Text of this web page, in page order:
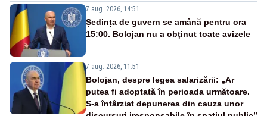
7 aug. 2026, 14:51
Ședința de guvern se amână pentru ora
15:00. Bolojan nu a obținut toate avizele
7 aug. 2026, 11:51
Bolojan, despre legea salarizării: „Ar
putea fi adoptată în perioada următoare.
S-a întârziat depunerea din cauza unor